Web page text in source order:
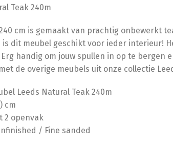
Teak 240m
cm is gemaakt van prachtig onbewerkt
dit meubel geschikt voor ieder interieur!
handig om jouw spullen in op te bergen
de overige meubels uit onze collectie
Leeds Natural Teak 240m
cm
2 openvak
/ Fine sanded